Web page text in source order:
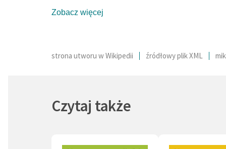
Zobacz więcej
strona utworu w Wikipedii źródłowy plik XML
Czytaj także